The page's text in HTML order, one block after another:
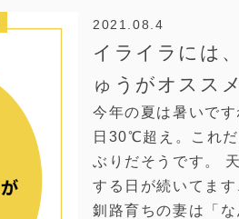
2021.08.4
イライラには
ゅうがオススメ
今年の夏は暑いで
日30℃超え。これ
ぶりだそうです。
する日が続いてま
釧路育ちの妻は「な